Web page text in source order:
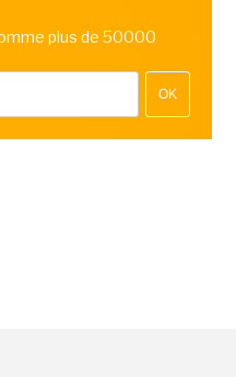
plus de 50000
OK